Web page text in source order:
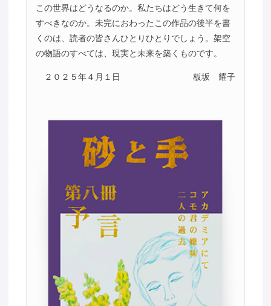
この世界はどうなるのか。私たちはどう生きて何を
すべきなのか。未完におわったこの作品の後半を書
くのは、読者の皆さんひとりひとりでしょう。架空
の物語のすべては、現実と未来を築くものです。
２０２５年４月１日 板坂 耀子